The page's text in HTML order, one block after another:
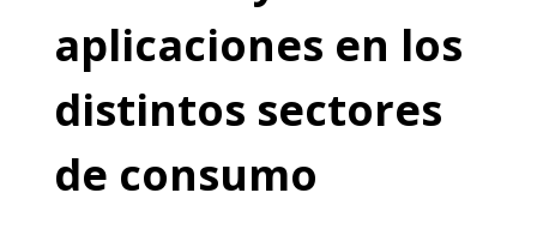
aplicaciones en los
distintos sectores
de consumo